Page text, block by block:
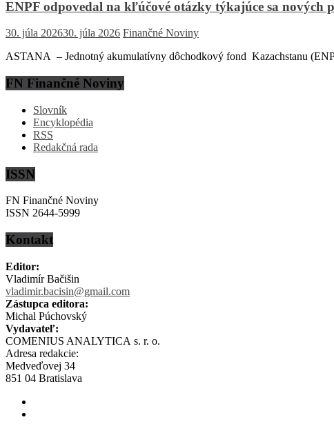
ENPF odpovedal na kľúčové otázky týkajúce sa nových
30. júla 202630. júla 2026 Finančné Noviny
ASTANA – Jednotný akumulatívny dôchodkový fond Kazachstanu
FN Finančné Noviny
Slovník
Encyklopédia
RSS
Redakčná rada
ISSN
FN Finančné Noviny
ISSN 2644-5999
Kontakt
Editor:
Vladimír Bačišin
vladimir.bacisin@gmail.com
Zástupca editora:
Michal Púchovský
Vydavateľ:
COMENIUS ANALYTICA s. r. o.
Adresa redakcie:
Medveďovej 34
851 04 Bratislava